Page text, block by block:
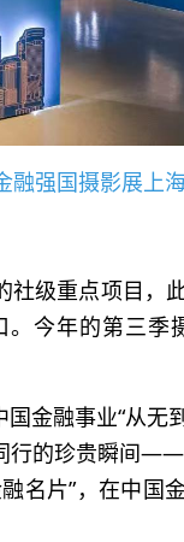
融强国摄影展上
级重点项目，
今年的第三季
金融事业“从无
行的珍贵瞬间
名片”，在中国